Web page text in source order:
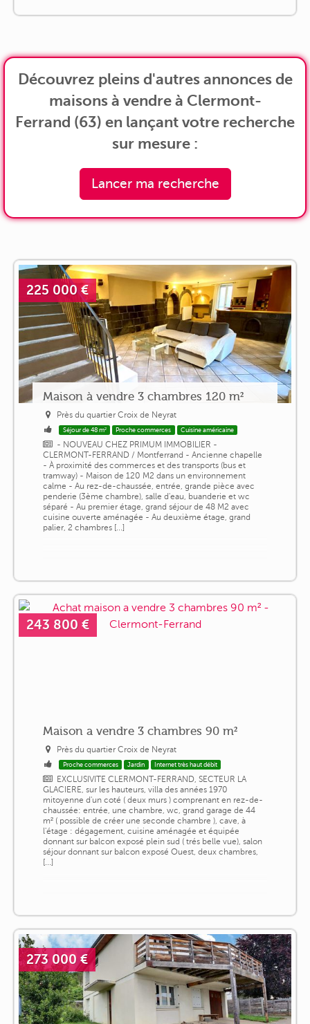
Découvrez pleins d'autres annonces de
maisons à vendre à Clermont-
Ferrand (63) en lançant votre recherche
sur mesure :
Lancer ma recherche
225 000 €
Maison à vendre 3 chambres 120 m²
Près du quartier Croix de Neyrat
Séjour de 48 m² Proche commerces Cuisine américaine
- NOUVEAU CHEZ PRIMUM IMMOBILIER -
CLERMONT-FERRAND / Montferrand - Ancienne chapelle
- À proximité des commerces et des transports (bus et
tramway) - Maison de 120 M2 dans un environnement
calme - Au rez-de-chaussée, entrée, grande pièce avec
penderie (3ème chambre), salle d'eau, buanderie et wc
séparé - Au premier étage, grand séjour de 48 M2 avec
cuisine ouverte aménagée - Au deuxième étage, grand
palier, 2 chambres [...]
243 800 €
Maison a vendre 3 chambres 90 m²
Près du quartier Croix de Neyrat
Proche commerces Jardin Internet très haut débit
EXCLUSIVITE CLERMONT-FERRAND, SECTEUR LA
GLACIERE, sur les hauteurs, villa des années 1970
mitoyenne d'un coté ( deux murs ) comprenant en rez-de-
chaussée: entrée, une chambre, wc, grand garage de 44
m² ( possible de créer une seconde chambre ), cave, à
l'étage : dégagement, cuisine aménagée et équipée
donnant sur balcon exposé plein sud ( trés belle vue), salon
séjour donnant sur balcon exposé Ouest, deux chambres,
[...]
273 000 €